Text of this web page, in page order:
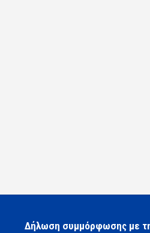
Δήλωση συμμόρφωσης με